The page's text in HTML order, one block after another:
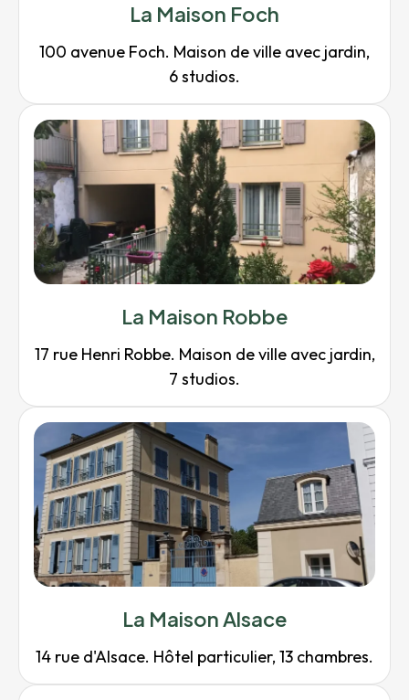
La Maison Foch
100 avenue Foch. Maison de ville avec jardin,
6 studios.
La Maison Robbe
17 rue Henri Robbe. Maison de ville avec jardin,
7 studios.
La Maison Alsace
14 rue d'Alsace. Hôtel particulier, 13 chambres.